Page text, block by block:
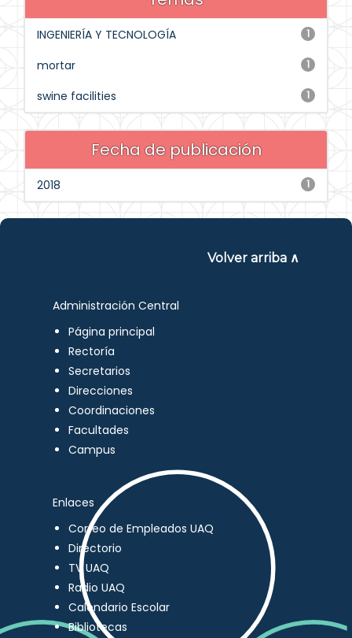
1
INGENIERÍA Y TECNOLOGÍA
1
mortar
1
swine facilities
Fecha de publicación
1
2018
Volver arriba ∧
Administración Central
Página principal
Rectoría
Secretarios
Direcciones
Coordinaciones
Facultades
Campus
Enlaces
Correo de Empleados UAQ
Directorio
TV UAQ
Radio UAQ
Calendario Escolar
Bibliotecas